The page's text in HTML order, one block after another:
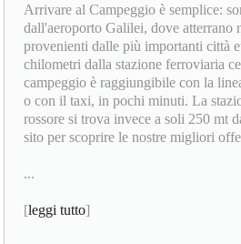
Arrivare al Campeggio è semplice:
dall'aeroporto Galilei, dove atterrano
provenienti dalle più importanti città
chilometri dalla stazione ferroviaria
campeggio è raggiungibile con la
o con il taxi, in pochi minuti. La
rossore si trova invece a soli 250 mt
sito per scoprire le nostre migliori
...
[leggi tutto]